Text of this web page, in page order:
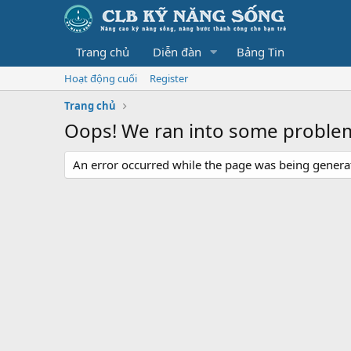
Trang chủ Diễn đàn Bảng Tin
Hoạt động cuối
Register
Trang chủ
Oops! We ran into some
An error occurred while the page was being